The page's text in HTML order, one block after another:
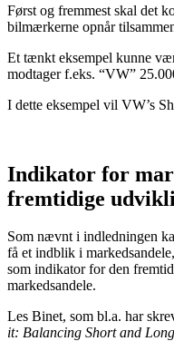
Først og fremmest skal det
bilmærkerne opnår
Et tænkt eksempel kunne
modtager f.eks. “VW”
I dette eksempel vil VW’s
Indikator for
fremtidige
Som nævnt i indledningen
få et indblik i
som indikator for den
markedsandele.
Les Binet, som bl.a. har
it: Balancing Short and